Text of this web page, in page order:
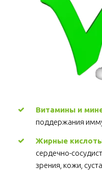
Витамины и
поддержания
Жирные
сердечно-
зрения, кожи,